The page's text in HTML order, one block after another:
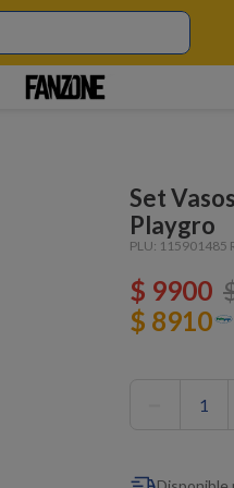
Set
Playgro
PLU: 115901485
$ 9900
$ 8910